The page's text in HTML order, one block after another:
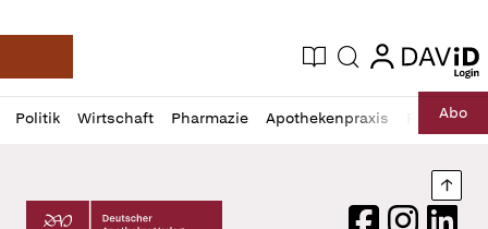
Deutsche Apotheker Zeitung
Aktuelle Ausgabe
Suche login
login
Politik Wirtschaft Pharmazie Apothekenpraxis RechtAbo
Profil
öffnen
Daz
Pur
Deutscher Apotheker Verlag Logo
FacebookInstagram